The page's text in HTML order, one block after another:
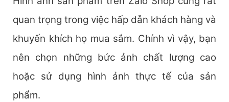
quan trọng trong việc hấp dẫn khách hàng và
khuyến khích họ mua sắm. Chính vì vậy, bạn
nên chọn những bức ảnh chất lượng cao
hoặc sử dụng hình ảnh thực tế của sản
phẩm.